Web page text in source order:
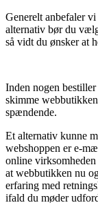
Generelt anbefaler
alternativ bør du
så vidt du ønsker at
Inden nogen
skimme
spændende.
Et alternativ kunne
webshoppen er e-
online
at webbutikken nu
erfaring med
ifald du møder